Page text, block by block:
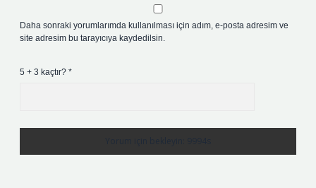
Daha sonraki yorumlarımda kullanılması için adım, e-posta adresim ve
site adresim bu tarayıcıya kaydedilsin.
5 + 3 kaçtır? *